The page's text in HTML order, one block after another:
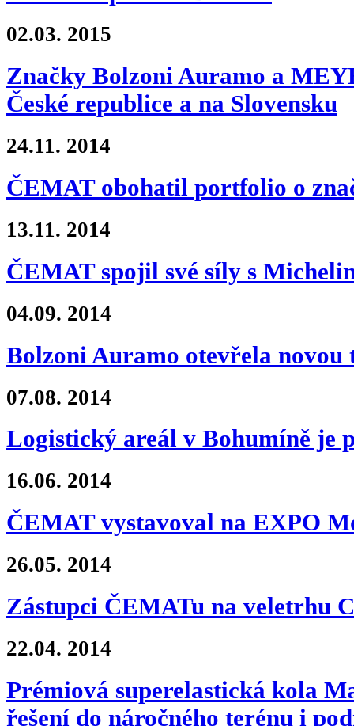
02.03. 2015
Značky Bolzoni Auramo a
České republice a na Slovensku
24.11. 2014
ČEMAT obohatil portfolio o
13.11. 2014
ČEMAT spojil své síly s
04.09. 2014
Bolzoni Auramo otevřela novou
07.08. 2014
Logistický areál v Bohumíně je
16.06. 2014
ČEMAT vystavoval na EXPO
26.05. 2014
Zástupci ČEMATu na veletrhu
22.04. 2014
Prémiová superelastická kola
řešení do náročného terénu i